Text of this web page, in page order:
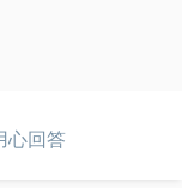
心回答